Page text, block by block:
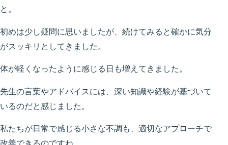
と。
初めは少し疑問に思いましたが、続けてみると確かに気分
がスッキリとしてきました。
体が軽くなったように感じる日も増えてきました。
先生の言葉やアドバイスには、深い知識や経験が基づいて
いるのだと感じました。
私たちが日常で感じる小さな不調も、適切なアプローチで